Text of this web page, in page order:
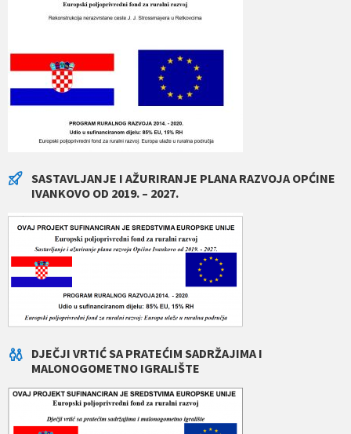
SASTAVLJANJE I AŽURIRANJE PLANA RAZVOJA OPĆINE
IVANKOVO OD 2019. – 2027.
DJEČJI VRTIĆ SA PRATEĆIM SADRŽAJIMA I
MALONOGOMETNO IGRALIŠTE